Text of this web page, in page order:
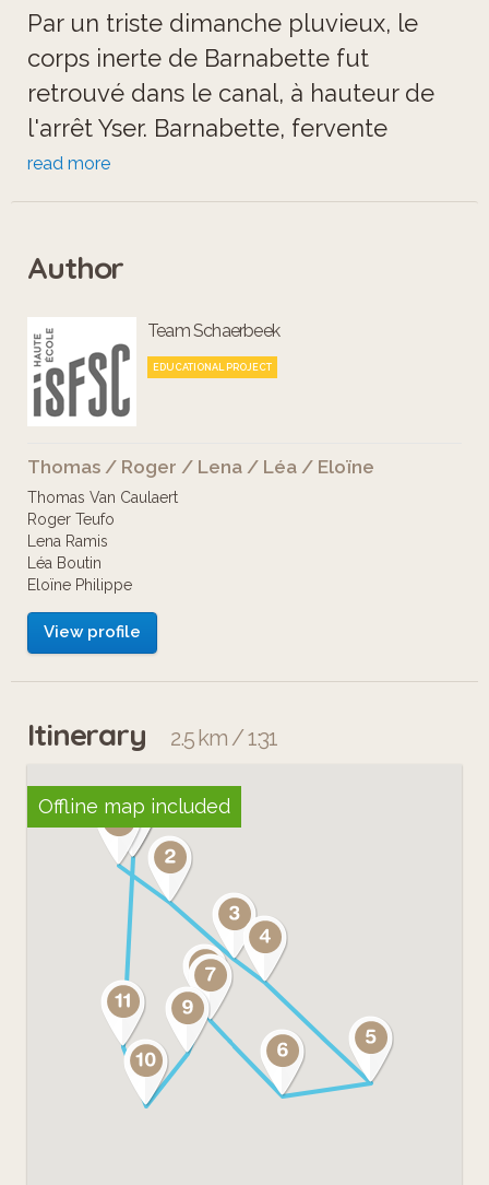
Par un triste dimanche pluvieux, le
corps inerte de Barnabette fut
retrouvé dans le canal, à hauteur de
l'arrêt Yser. Barnabette, fervente
croyante et habituée de l'Église
Royale Sainte-Marie, aurait été tuée
légiste.
donné, le révérend Roger fait appel à
vous, inspecteurs de Schaerbeek, afin
de percer le mystère entourant la
Saurez-vous résoudre l'affaire ?
read more
Author
Team Schaerbeek
EDUCATIONAL PROJECT
Thomas / Roger / Lena / Léa / Eloïne
Thomas Van Caulaert
Roger Teufo
Lena Ramis
Léa Boutin
Eloïne Philippe
View profile
Itinerary 2.5 km / 1:31
Offline map included